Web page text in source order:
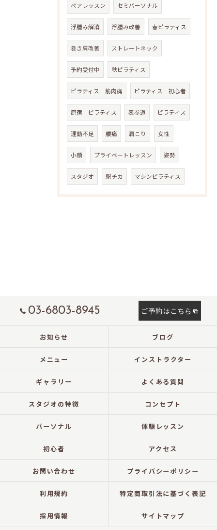
ペアレッスン セミパーソナル
浮腫み解消 浮腫み改善 春ピラティス
巻き肩改善 ストレートネック
予約受付中 秋ピラティス
ピラティス 筋肉痛 ピラティス 初心者
原宿 ピラティス 表参道 ピラティス
運動不足 腰痛 肩こり 女性
小顔 プライベートレッスン 姿勢
スタジオ 駅チカ マシンピラティス
03-6803-8945 ご予約はこちら
お知らせ ブログ
メニュー インストラクター
ギャラリー よくある質問
スタジオの特徴 コンセプト
パーソナル 体験レッスン
初心者 アクセス
お問い合わせ プライバシーポリシー
利用規約 特定商取引法に基づく表記
採用情報 サイトマップ